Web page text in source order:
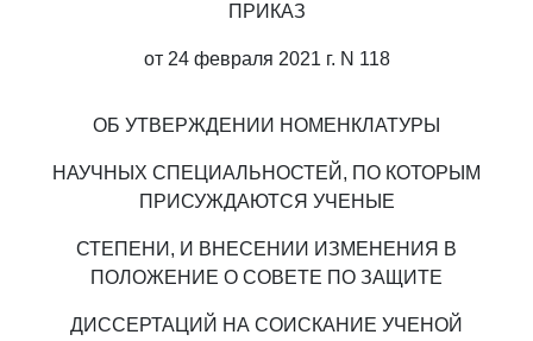
ПРИКАЗ
от 24 февраля 2021 г. N 118
ОБ УТВЕРЖДЕНИИ НОМЕНКЛАТУРЫ
НАУЧНЫХ СПЕЦИАЛЬНОСТЕЙ, ПО КОТОРЫМ
ПРИСУЖДАЮТСЯ УЧЕНЫЕ
СТЕПЕНИ, И ВНЕСЕНИИ ИЗМЕНЕНИЯ В
ПОЛОЖЕНИЕ О СОВЕТЕ ПО ЗАЩИТЕ
ДИССЕРТАЦИЙ НА СОИСКАНИЕ УЧЕНОЙ